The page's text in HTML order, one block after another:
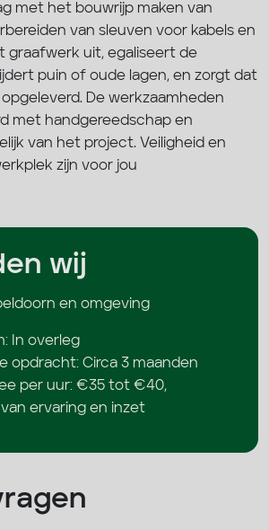
met het bouwrijp maken van
van sleuven voor kabels en
graafwerk uit, egaliseert de
puin of oude lagen, en zorgt dat
De werkzaamheden
met handgereedschap en
van het project. Veiligheid en
zijn voor jou
wij
en omgeving
In overleg
opdracht: Circa 3 maanden
per uur: €35 tot €40,
ervaring en inzet